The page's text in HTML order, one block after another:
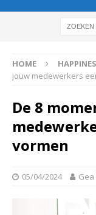
HOME
jouw medewerkers
De 8
vormen
05/04/2024